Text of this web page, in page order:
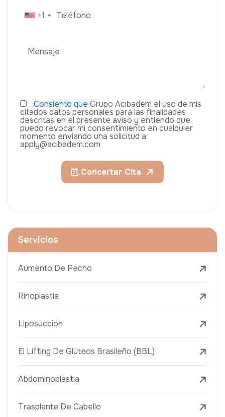
+1
Consiento que Grupo Acıbadem el uso de mis
citados datos personales para las finalidades
descritas en el presente aviso y entiendo que
puedo revocar mi consentimiento en cualquier
momento enviando una solicitud a
apply@acibadem.com
Concertar Cita
Servicios
Aumento De Pecho
Rinoplastia
Liposucción
El Lifting De Glúteos Brasileño (BBL)
Abdominoplastia
Trasplante De Cabello